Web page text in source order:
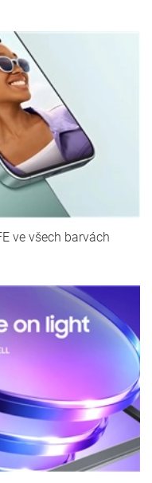
ve všech barvách